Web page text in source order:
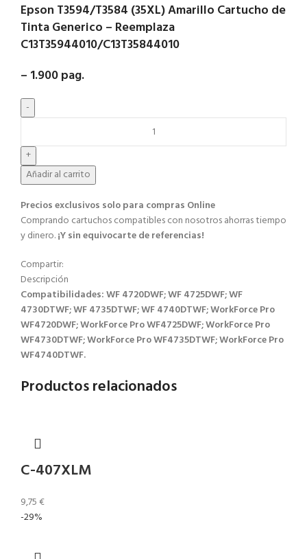
Epson T3594/T3584 (35XL) Amarillo Cartucho de
Tinta Generico – Reemplaza
C13T35944010/C13T35844010
– 1.900 pag.
Añadir al carrito
Precios exclusivos solo para compras Online​
Comprando cartuchos compatibles con nosotros ahorras tiempo
y dinero.¡Y sin equivocarte de referencias!
Compartir:
Descripción
Compatibilidades: WF 4720DWF; WF 4725DWF; WF
4730DTWF; WF 4735DTWF; WF 4740DTWF; WorkForce Pro
WF4720DWF; WorkForce Pro WF4725DWF; WorkForce Pro
WF4730DTWF; WorkForce Pro WF4735DTWF; WorkForce Pro
WF4740DTWF.
Productos relacionados
C-407XLM
9,75€
-29%